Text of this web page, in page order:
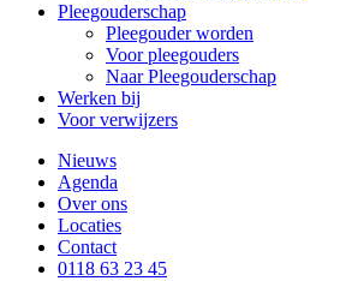
Pleegouderschap
Pleegouder worden
Voor pleegouders
Naar Pleegouderschap
Werken bij
Voor verwijzers
Nieuws
Agenda
Over ons
Locaties
Contact
0118 63 23 45